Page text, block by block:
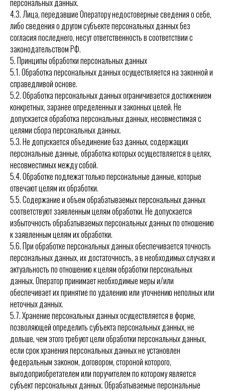
персональных данных.
4.3. Лица, передавшие Оператору недостоверные сведения о себе,
либо сведения о другом субъекте персональных данных без
согласия последнего, несут ответственность в соответствии с
законодательством РФ.
5. Принципы обработки персональных данных
5.1. Обработка персональных данных осуществляется на законной и
справедливой основе.
5.2. Обработка персональных данных ограничивается достижением
конкретных, заранее определенных и законных целей. Не
допускается обработка персональных данных, несовместимая с
целями сбора персональных данных.
5.3. Не допускается объединение баз данных, содержащих
персональные данные, обработка которых осуществляется в целях,
несовместимых между собой.
5.4. Обработке подлежат только персональные данные, которые
отвечают целям их обработки.
5.5. Содержание и объем обрабатываемых персональных данных
соответствуют заявленным целям обработки. Не допускается
избыточность обрабатываемых персональных данных по отношению
к заявленным целям их обработки.
5.6. При обработке персональных данных обеспечивается точность
персональных данных, их достаточность, а в необходимых случаях и
актуальность по отношению к целям обработки персональных
данных. Оператор принимает необходимые меры и/или
обеспечивает их принятие по удалению или уточнению неполных или
неточных данных.
5.7. Хранение персональных данных осуществляется в форме,
позволяющей определить субъекта персональных данных, не
дольше, чем этого требуют цели обработки персональных данных,
если срок хранения персональных данных не установлен
федеральным законом, договором, стороной которого,
выгодоприобретателем или поручителем по которому является
субъект персональных данных. Обрабатываемые персональные